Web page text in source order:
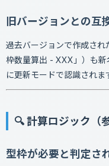
旧バージョンとの互
過去バージョンで作成さ
枠数量算出 - XXX」）も
に更新モードで認識されま
🔍 計算ロジック（
型枠が必要と判定さ